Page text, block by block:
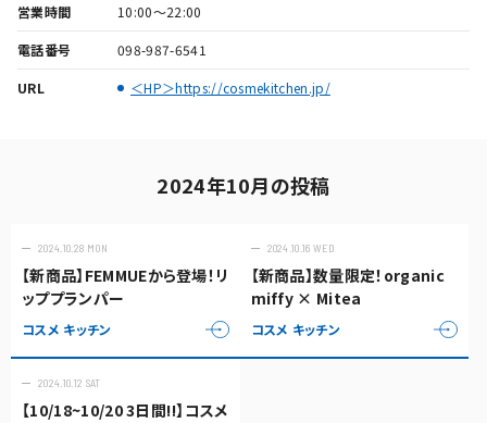
営業時間 10:00～22:00
電話番号 098-987-6541
URL ＜HP＞https://cosmekitchen.jp/
2024年10月の投稿
2024.10.28 MON
【新商品】FEMMUEから登場！リ
ッププランパー
コスメ キッチン
2024.10.16 WED
【新商品】数量限定！organic
miffy × Mitea
コスメ キッチン
2024.10.12 SAT
【10/18~10/20 3日間‼】コスメ